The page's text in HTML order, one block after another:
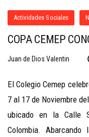
Actividades Sociales
COPA CEMEP
Juan de Dios Valentin
El Colegio Cemep
7 al 17 de Noviembre
ubicado en la Calle
Colombia.